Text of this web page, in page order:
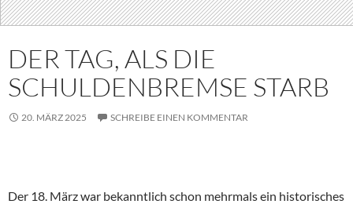
DER TAG, ALS DIE
SCHULDENBREMSE STARB
20. MÄRZ 2025 SCHREIBE EINEN KOMMENTAR
Der 18. März war bekanntlich schon mehrmals ein historisches